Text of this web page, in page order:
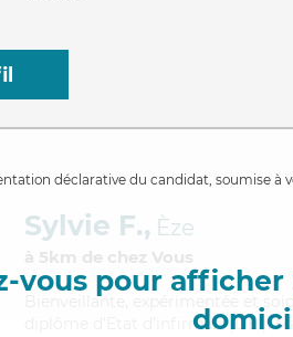
déclarative du candidat, soumise à
vous pour afficher
Sylvie F., Èze
à 5km de chez Vous
Bienveillante
, expérimentée et
diplôme d'Etat d'infirmier (DEI).